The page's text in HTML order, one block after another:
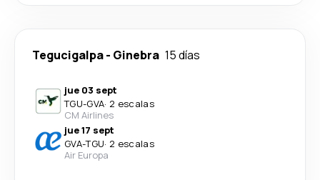
Tegucigalpa- Ginebra 15 días
jue 03 sept
TGU-GVA· 2 escalas
CM Airlines
jue 17 sept
GVA-TGU· 2 escalas
Air Europa